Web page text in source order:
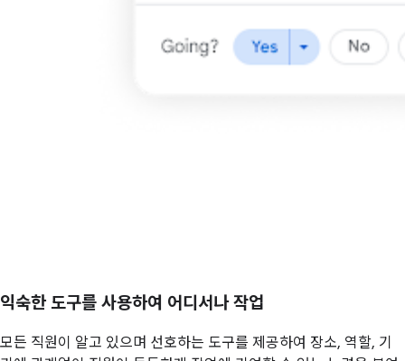
익숙한 도구를 사용하여 어디서나 작업
모든 직원이 알고 있으며 선호하는 도구를 제공하여 장소, 역할, 기